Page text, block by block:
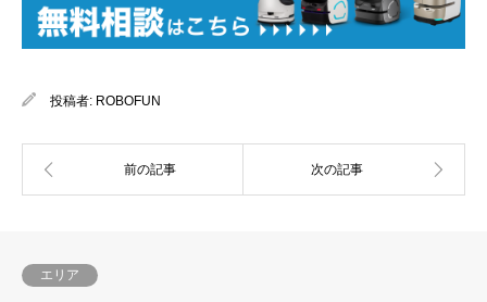
投稿者: ROBOFUN
エリア